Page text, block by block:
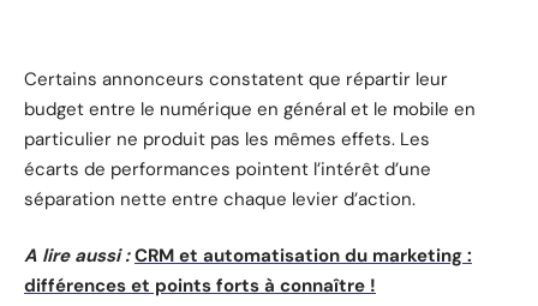
Certains annonceurs constatent que répartir leur
budget entre le numérique en général et le mobile en
particulier ne produit pas les mêmes effets. Les
écarts de performances pointent l’intérêt d’une
séparation nette entre chaque levier d’action.
A lire aussi : CRM et automatisation du marketing :
différences et points forts à connaître !